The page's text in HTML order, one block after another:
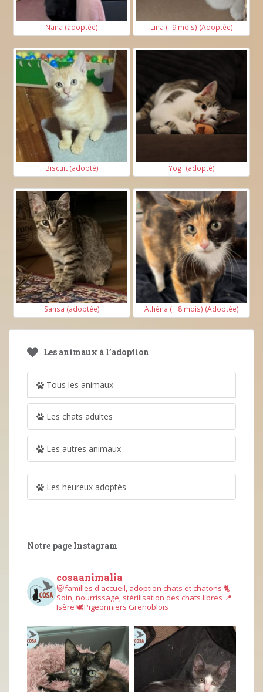
Nana (adoptée) Lina (- 9 mois) (Adoptée)
Biscuit (adopté) Yogi (adopté)
Sansa (adoptée) Athéna (+ 8 mois) (Adoptée)
Les animaux à l’adoption
Tous les animaux
Les chats adultes
Les autres animaux
Les heureux adoptés
Notre page Instagram
cosaanimalia
😺familles d'accueil, adoption chats et chatons 🐈
Soin, nourrissage, stérilisation des chats libres 📍
Isère 🕊︎Pigeonniers Grenoblois